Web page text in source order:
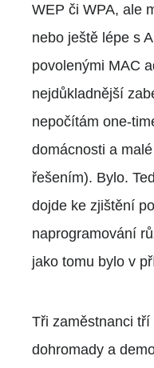
WEP či WPA, ale
nebo ještě lépe s
povolenými MAC
nejdůkladnější
nepočítám one-
domácnosti a
řešením). Bylo.
dojde ke zjištění
naprogramování
jako tomu bylo v
Tři zaměstnanci
dohromady a